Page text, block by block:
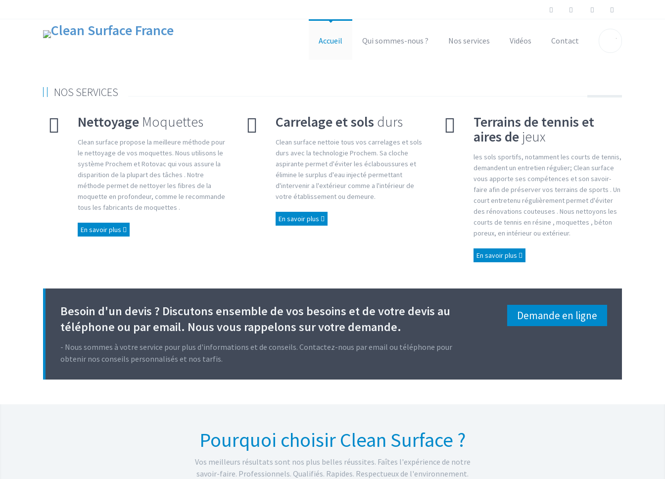
Accueil Qui sommes-nous ? Nos services Vidéos Contact
NOS SERVICES
Nettoyage Moquettes
Clean surface propose la meilleure méthode pour
le nettoyage de vos moquettes. Nous utilisons le
système Prochem et Rotovac qui vous assure la
disparition de la plupart des tâches . Notre
méthode permet de nettoyer les fibres de la
moquette en profondeur, comme le recommande
tous les fabricants de moquettes .
En savoir plus
Carrelage et sols durs
Clean surface nettoie tous vos carrelages et sols
durs avec la technologie Prochem. Sa cloche
aspirante permet d'éviter les éclaboussures et
élimine le surplus d'eau injecté permettant
d'intervenir a l'extérieur comme a l'intérieur de
votre établissement ou demeure.
En savoir plus
Terrains de tennis et
aires de jeux
les sols sportifs, notamment les courts de tennis,
demandent un entretien régulier; Clean surface
vous apporte ses compétences et son savoir-
faire afin de préserver vos terrains de sports . Un
court entretenu régulièrement permet d'éviter
des rénovations couteuses . Nous nettoyons les
courts de tennis en résine , moquettes , béton
poreux, en intérieur ou extérieur.
En savoir plus
Besoin d'un devis ? Discutons ensemble de vos besoins et de votre devis au
téléphone ou par email. Nous vous rappelons sur votre demande.
Nous sommes à votre service pour plus d'informations et de conseils. Contactez-nous par email ou téléphone pour
obtenir nos conseils personnalisés et nos tarfis.
Demande en ligne
Pourquoi choisir Clean Surface ?
Vos meilleurs résultats sont nos plus belles réussites. Faîtes l'expérience de notre
savoir-faire. Professionnels. Qualifiés. Rapides. Respectueux de l'environnement.